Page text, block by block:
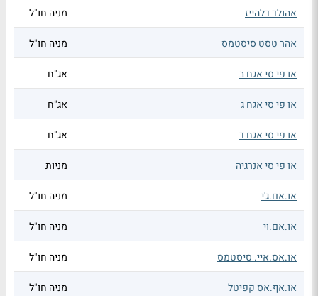
אהולד דלהייז מניה חו"ל
אהר טסט סיסטמס מניה חו"ל
או פי סי אגח ב אג"ח
או פי סי אגח ג אג"ח
או פי סי אגח ד אג"ח
או פי סי אנרגיה מניות
או.אם.ג'י מניה חו"ל
או.אם.וי מניה חו"ל
או.אס.איי. סיסטמס מניה חו"ל
או.אף.אס קפיטל מניה חו"ל